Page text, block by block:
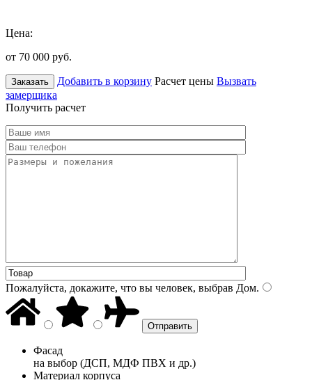
Цена:
от 70 000 руб.
Заказать Добавить в корзину Расчет цены Вызвать
замерщика
Получить расчет
Пожалуйста, докажите, что вы человек, выбрав Дом.
Фасад
на выбор (ДСП, МДФ ПВХ и др.)
Материал корпуса